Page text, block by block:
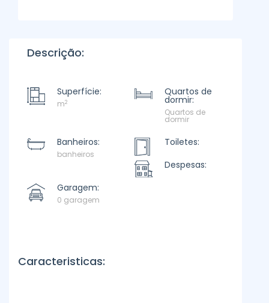
Descrição:
Superfície:
m2
Quartos de
dormir:
Quartos de
dormir
Banheiros:
banheiros
Toiletes:
Despesas:
Garagem:
0 garagem
Caracteristicas: